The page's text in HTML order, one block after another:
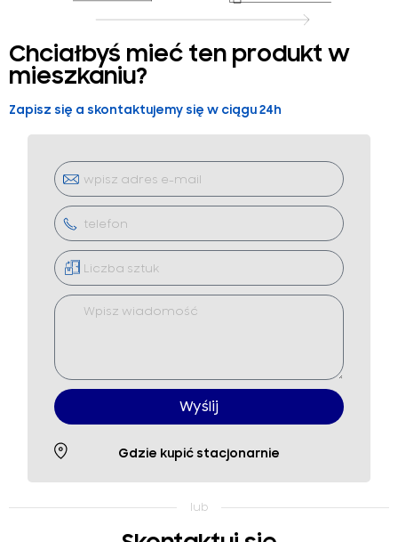
Chciałbyś mieć ten produkt w
mieszkaniu?
Zapisz się a skontaktujemy się w ciągu 24h
Wyślij
Gdzie kupić stacjonarnie